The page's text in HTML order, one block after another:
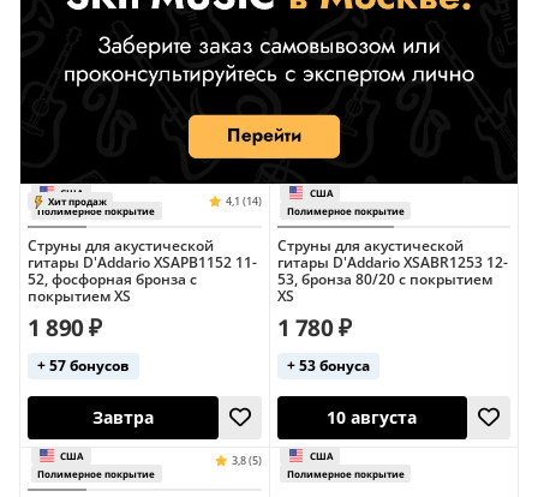
Струны для акустической
гитары D'Addario XSAPB1152 11-
52, фосфорная бронза с
покрытием XS
1 890 ₽
+ 57 бонусов
Струны для акустической
гитары D'Addario XSABR1253 12-
53, бронза 80/20 с покрытием
XS
1 780 ₽
+ 53 бонуса